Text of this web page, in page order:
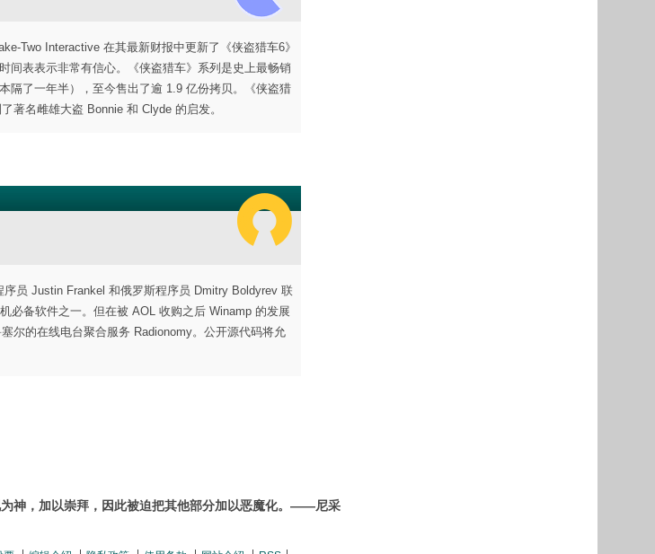
Two Interactive 在其最新财报中更新了《侠盗猎车6》
间表表示非常有信心。《侠盗猎车》系列是史上最畅销
隔了一年半），至今售出了逾 1.9 亿份拷贝。《侠盗猎
著名雌雄大盗 Bonnie 和 Clyde 的启发。
员 Justin Frankel 和俄罗斯程序员 Dmitry Boldyrev 联
必备软件之一。但在被 AOL 收购之后 Winamp 的发展
尔的在线电台聚合服务 Radionomy。公开源代码将允
神，加以崇拜，因此被迫把其他部分加以恶魔化。——尼采